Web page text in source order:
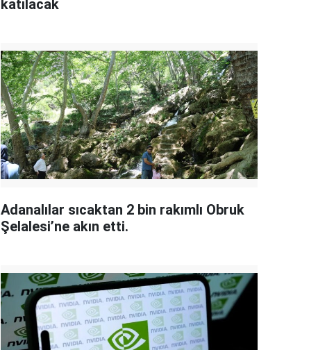
katılacak
Adanalılar sıcaktan 2 bin rakımlı Obruk
Şelalesi’ne akın etti.